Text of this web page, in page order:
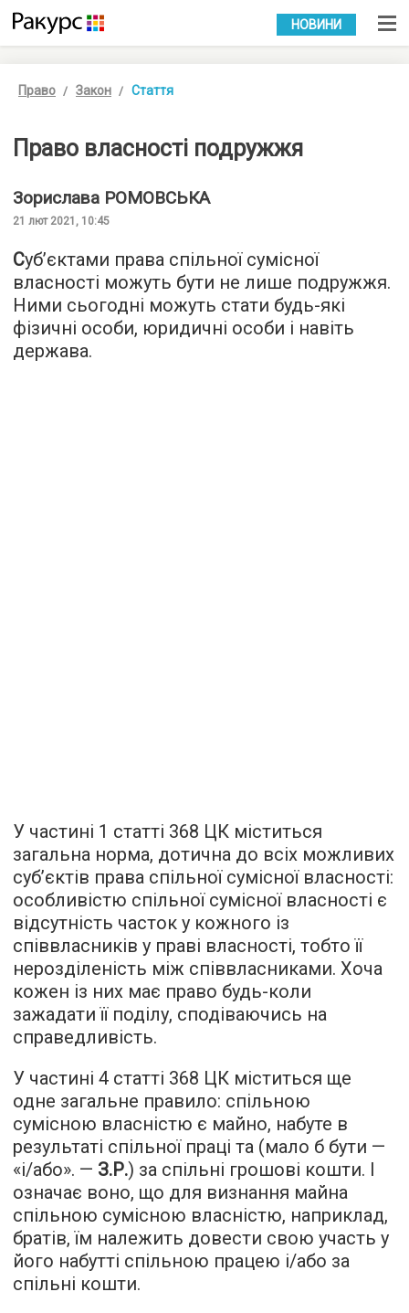
УКР РУС
НОВИНИ
Право Закон Стаття
Право власності подружжя
Зорислава РОМОВСЬКА
21 лют 2021, 10:45
Суб’єктами права спільної сумісної
власності можуть бути не лише подружжя.
Ними сьогодні можуть стати будь-які
фізичні особи, юридичні особи і навіть
держава.
У частині 1 статті 368 ЦК міститься
загальна норма, дотична до всіх можливих
суб’єктів права спільної сумісної власності:
особливістю спільної сумісної власності є
відсутність часток у кожного із
співвласників у праві власності, тобто її
нерозділеність між співвласниками. Хоча
кожен із них має право будь-коли
зажадати її поділу, сподіваючись на
справедливість.
У частині 4 статті 368 ЦК міститься ще
одне загальне правило: спільною
сумісною власністю є майно, набуте в
результаті спільної праці та (мало б бути —
«і/або». — З.Р.) за спільні грошові кошти. І
означає воно, що для визнання майна
спільною сумісною власністю, наприклад,
братів, їм належить довести свою участь у
його набутті спільною працею і/або за
спільні кошти.